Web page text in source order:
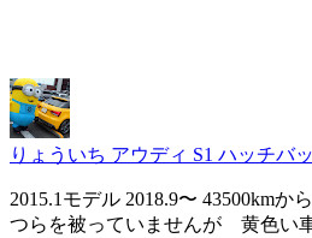
りょういち アウディ S1 ハッチバ
2015.1モデル 2018.9〜 43500km
つらを被っていませんが 黄色い